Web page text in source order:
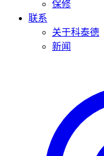
保修
联系
关于科泰德
新闻